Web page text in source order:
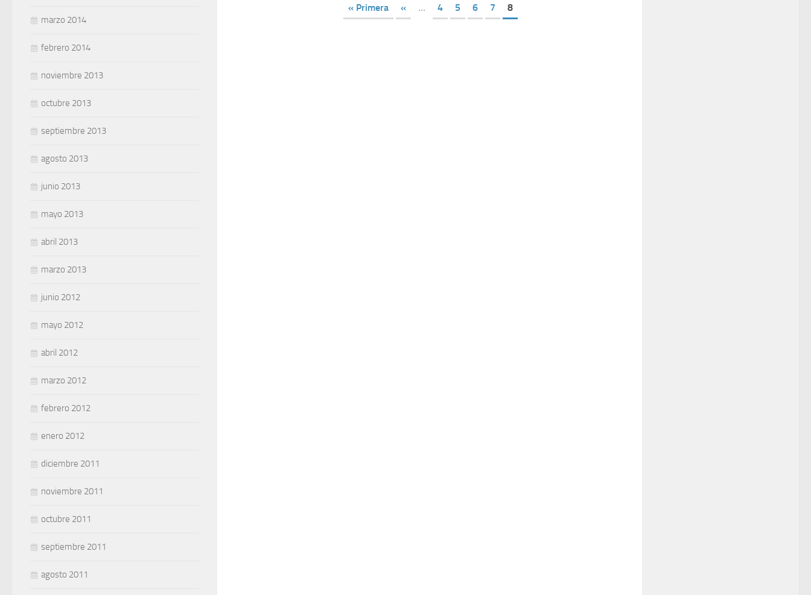
« Primera « ... 4 5 6 7 8
marzo 2014
febrero 2014
noviembre 2013
octubre 2013
septiembre 2013
agosto 2013
junio 2013
mayo 2013
abril 2013
marzo 2013
junio 2012
mayo 2012
abril 2012
marzo 2012
febrero 2012
enero 2012
diciembre 2011
noviembre 2011
octubre 2011
septiembre 2011
agosto 2011